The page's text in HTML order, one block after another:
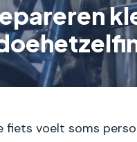
fiets voelt soms